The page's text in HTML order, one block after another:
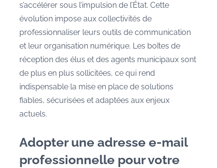
s’accélérer sous l’impulsion de l’État. Cette
évolution impose aux collectivités de
professionnaliser leurs outils de communication
et leur organisation numérique. Les boîtes de
réception des élus et des agents municipaux sont
de plus en plus sollicitées, ce qui rend
indispensable la mise en place de solutions
fiables, sécurisées et adaptées aux enjeux
actuels.
Adopter une adresse e-mail
professionnelle pour votre